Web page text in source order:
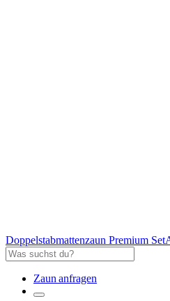
Doppelstabmattenzaun Premium Set
Zaun anfragen